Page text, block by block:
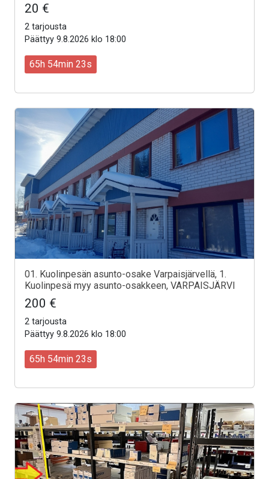
20 €
2 tarjousta
Päättyy 9.8.2026 klo 18:00
65h 54min 21s
01. Kuolinpesän asunto-osake Varpaisjärvellä, 1.
Kuolinpesä myy asunto-osakkeen, VARPAISJÄRVI
200 €
2 tarjousta
Päättyy 9.8.2026 klo 18:00
65h 54min 21s